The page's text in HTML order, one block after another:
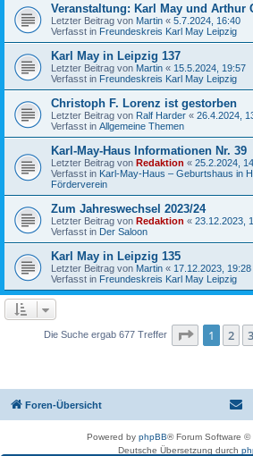
Veranstaltung: Karl May und Arthur
Letzter Beitrag von Martin « 5.7.2024, 16:40
Verfasst in Freundeskreis Karl May Leipzig
Karl May in Leipzig 137
Letzter Beitrag von Martin « 15.5.2024, 19:57
Verfasst in Freundeskreis Karl May Leipzig
Christoph F. Lorenz ist gestorben
Letzter Beitrag von Ralf Harder « 26.4.2024,
Verfasst in Allgemeine Themen
Karl-May-Haus Informationen Nr. 39
Letzter Beitrag von Redaktion « 25.2.2024,
Verfasst in Karl-May-Haus – Geburtshaus in
Förderverein
Zum Jahreswechsel 2023/24
Letzter Beitrag von Redaktion « 23.12.2023,
Verfasst in Der Saloon
Karl May in Leipzig 135
Letzter Beitrag von Martin « 17.12.2023, 19:28
Verfasst in Freundeskreis Karl May Leipzig
Die Suche ergab 677 Treffer Seite 1von
1 2 3
Foren-Übersicht
Powered by phpBB® Forum Software ©
Deutsche Übersetzung durch